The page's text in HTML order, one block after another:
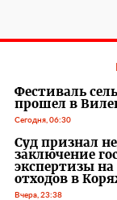
Фестиваль
прошел в
Сегодня, 06:30
Суд признал
заключение
экспертизы
отходов в
Вчера, 23:38